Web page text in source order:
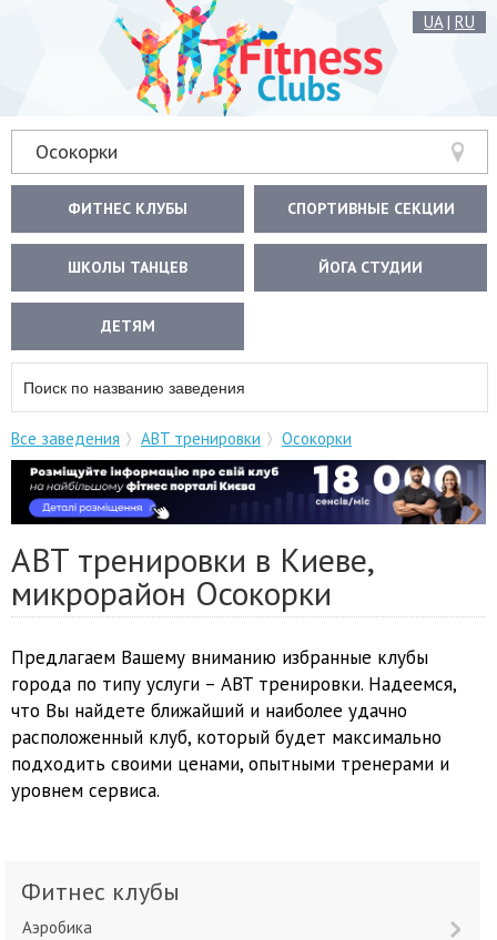
UA| RU
Осокорки
ФИТНЕС КЛУБЫ СПОРТИВНЫЕ СЕКЦИИ
ШКОЛЫ ТАНЦЕВ ЙОГА СТУДИИ
ДЕТЯМ
Все заведения ABT тренировки Осокорки
ABT тренировки в Киеве,
микрорайон Осокорки
Предлагаем Вашему вниманию избранные клубы
города по типу услуги – ABT тренировки. Надеемся,
что Вы найдете ближайший и наиболее удачно
расположенный клуб, который будет максимально
подходить своими ценами, опытными тренерами и
уровнем сервиса.
Фитнес клубы
Аэробика